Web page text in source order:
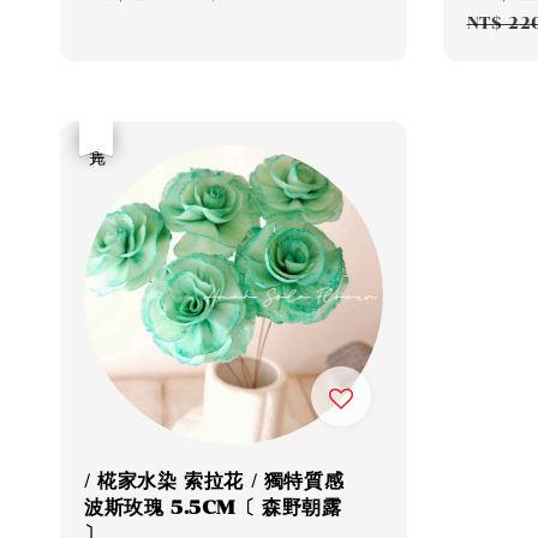
price
NT$
/ 椛家水染 索拉花 / 獨特質感
波斯玫瑰 5.5CM〔 森野朝露